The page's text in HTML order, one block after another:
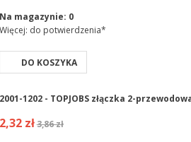
Na magazynie: 0
Więcej: do potwierdzenia*
DO KOSZYKA
2001-1202 - TOPJOBS złączka 2-
2,32 zł3,86 zł